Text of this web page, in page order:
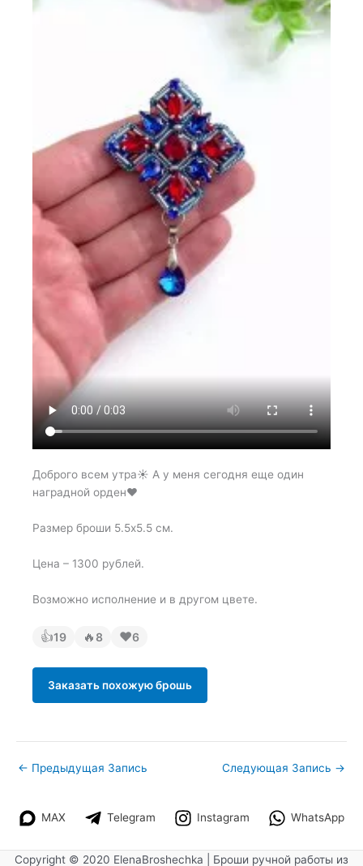
Доброго всем утра☀️ А у меня сегодня еще один
наградной орден♥️
Размер броши 5.5х5.5 см.
Цена – 1300 рублей.
Возможно исполнение и в другом цвете.
👍19 🔥 8 ❤6
Заказать похожую брошь
← Предыдущая Запись Следующая Запись →
MAX Telegram Instagram WhatsApp
Copyright © 2020 ElenaBroshechka | Броши ручной работы из